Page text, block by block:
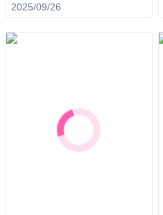
2025/09/26